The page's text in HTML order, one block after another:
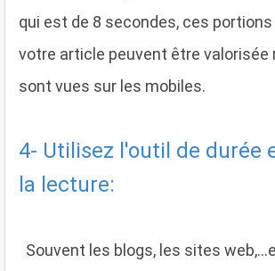
qui est de 8 secondes, ces
votre article peuvent être valorisée
sont vues sur les mobiles.
4- Utilisez l'outil de durée
la lecture:
Souvent les blogs, les sites